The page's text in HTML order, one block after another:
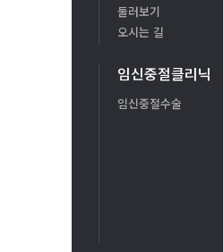
둘러보기
오시는 길
임신중절클리닉
임신중절수술